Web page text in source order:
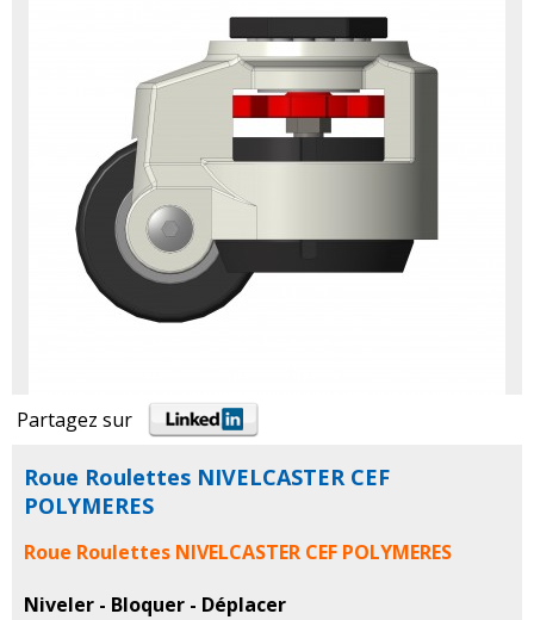
Partagez sur
Roue Roulettes NIVELCASTER CEF
POLYMERES
Roue Roulettes NIVELCASTER CEF POLYMERES
Niveler - Bloquer - Déplacer